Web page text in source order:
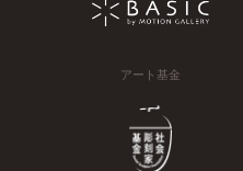
アート基金